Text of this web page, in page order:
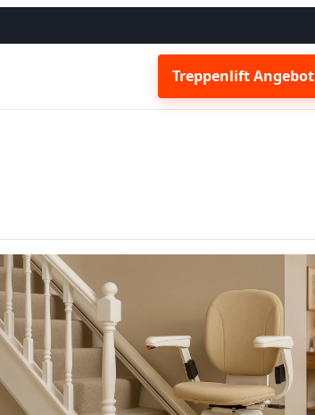
Treppenlift Angebot